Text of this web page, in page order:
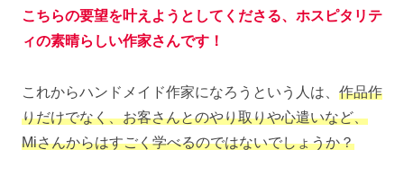
こちらの要望を叶えようとしてくださる、ホスピタリテ
ィの素晴らしい作家さんです！
これからハンドメイド作家になろうという人は、 作品作
りだけでなく、お客さんとのやり取りや心遣いなど、
Miさんからはすごく学べるのではないでしょうか？